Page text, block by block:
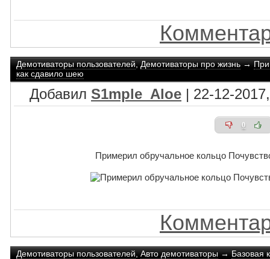
Демотиваторы пользователей,Демотиваторы про жизнь→
как сдавило шею
Добавил S1mple_Aloe | 22-12-
0
Примерил обручальное кольцо
Демотиваторы пользователей,Авто демотиваторы→Базовая